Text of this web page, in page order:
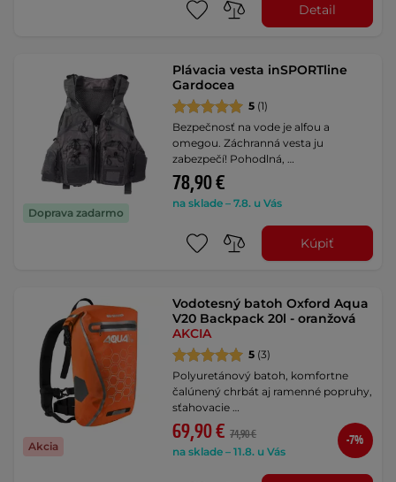
Detail
Doprava zadarmo
Plávacia vesta inSPORTline
Gardocea
5 (1)
Bezpečnosť na vode je alfou a
omegou. Záchranná vesta ju
zabezpečí! Pohodlná, …
78,90 €
na sklade – 7.8. u Vás
Kúpiť
Akcia
Vodotesný batoh Oxford Aqua
V20 Backpack 20l - oranžová
AKCIA
5 (3)
Polyuretánový batoh, komfortne
čalúnený chrbát aj ramenné popruhy,
sťahovacie …
69,90 € 74,90 €
na sklade – 11.8. u Vás
-7%